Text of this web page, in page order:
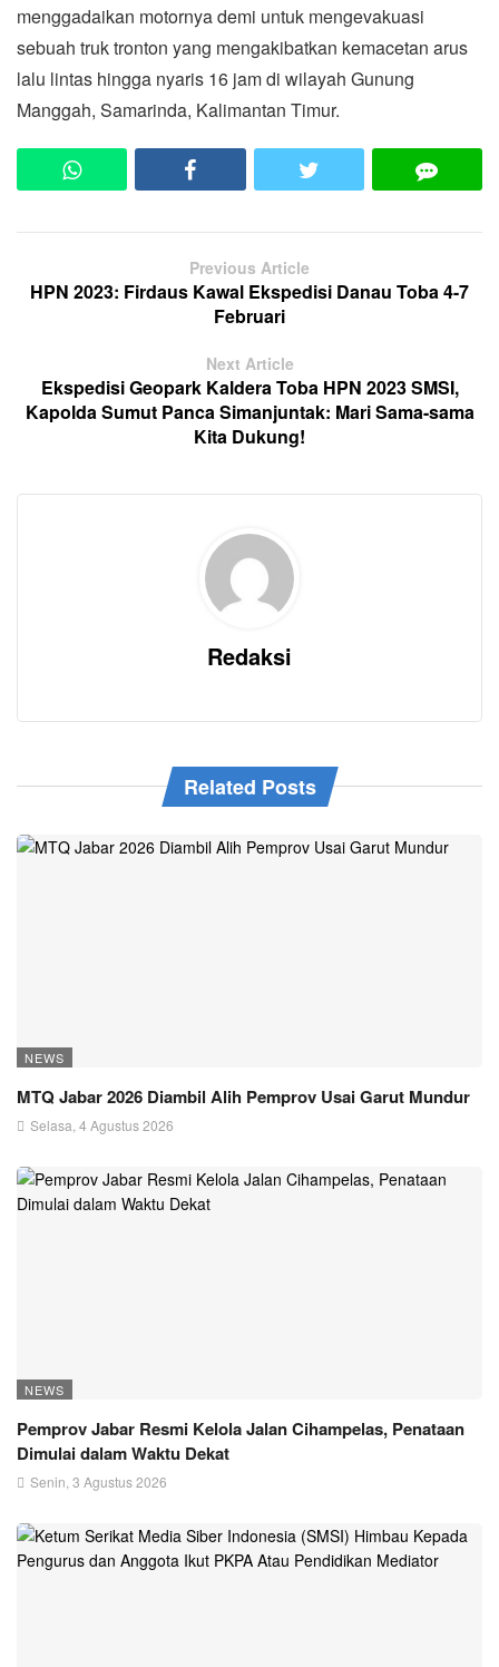
menggadaikan motornya demi untuk mengevakuasi
sebuah truk tronton yang mengakibatkan kemacetan arus
lalu lintas hingga nyaris 16 jam di wilayah Gunung
Manggah, Samarinda, Kalimantan Timur.
Previous Article
HPN 2023: Firdaus Kawal Ekspedisi Danau Toba 4-7
Februari
Next Article
Ekspedisi Geopark Kaldera Toba HPN 2023 SMSI,
Kapolda Sumut Panca Simanjuntak: Mari Sama-sama
Kita Dukung!
Redaksi
Related Posts
NEWS
MTQ Jabar 2026 Diambil Alih Pemprov Usai Garut Mundur
Selasa, 4 Agustus 2026
NEWS
Pemprov Jabar Resmi Kelola Jalan Cihampelas, Penataan
Dimulai dalam Waktu Dekat
Senin, 3 Agustus 2026